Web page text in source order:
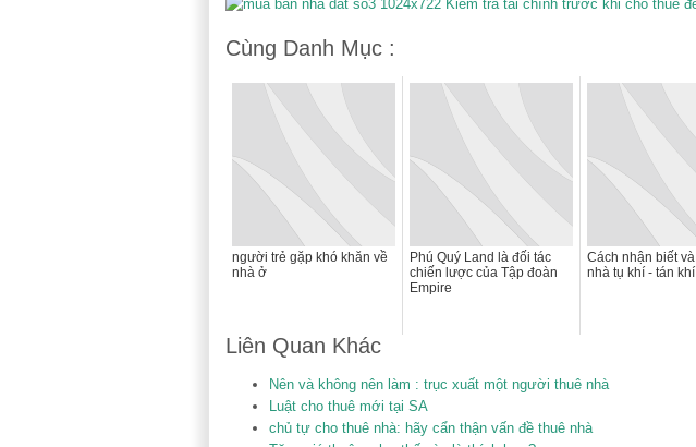
Cùng Danh Mục :
người trẻ gặp khó khăn về
nhà ở
Phú Quý Land là đối tác
chiến lược của Tập đoàn
Empire
Cách nhận biết
nhà tụ khí - tán khí
Liên Quan Khác
Nên và không nên làm : trục xuất một người thuê nhà
Luật cho thuê mới tại SA
chủ tự cho thuê nhà: hãy cẩn thận vấn đề thuê nhà